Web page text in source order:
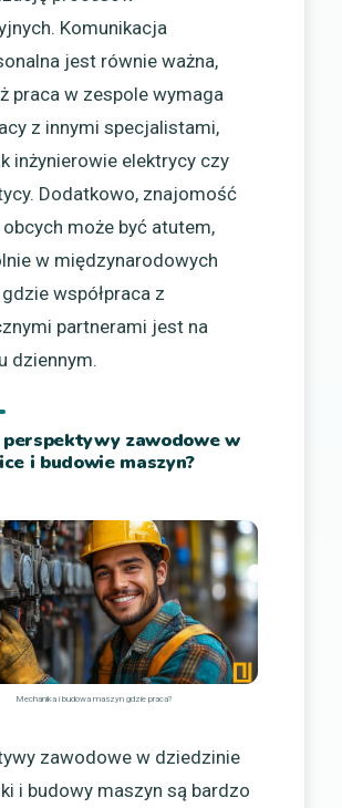
Komunikacja
jest równie ważna,
praca w zespole wymaga
z innymi specjalistami,
inżynierowie elektrycy czy
Dodatkowo, znajomość
może być atutem,
w międzynarodowych
współpraca z
partnerami jest na
dziennym.
perspektywy zawodowe w
i budowie maszyn?
Mechanika i budowa maszyn gdzie praca?
zawodowe w dziedzinie
i budowy maszyn są bardzo